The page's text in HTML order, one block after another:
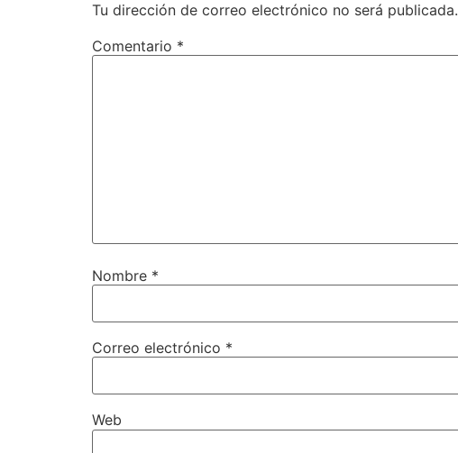
Tu dirección de correo electrónico no será publicada.
Comentario *
Nombre *
Correo electrónico *
Web